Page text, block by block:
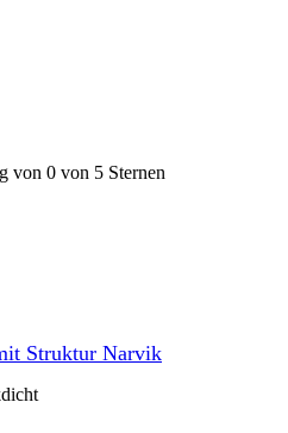
von 0 von 5 Sternen
Struktur Narvik